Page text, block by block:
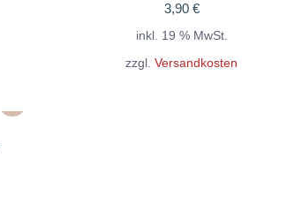
3,90 €
inkl. 19 % MwSt.
zzgl. Versandkosten